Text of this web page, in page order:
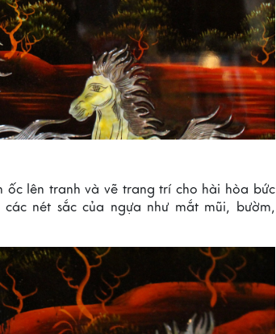
lên tranh và vẽ trang trí cho hài hòa bức
nét sắc của ngựa như mắt mũi, bườm,